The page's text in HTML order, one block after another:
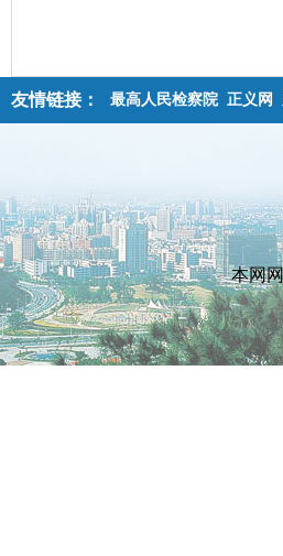
友情链接： 最高人民检察院 正义网
本网